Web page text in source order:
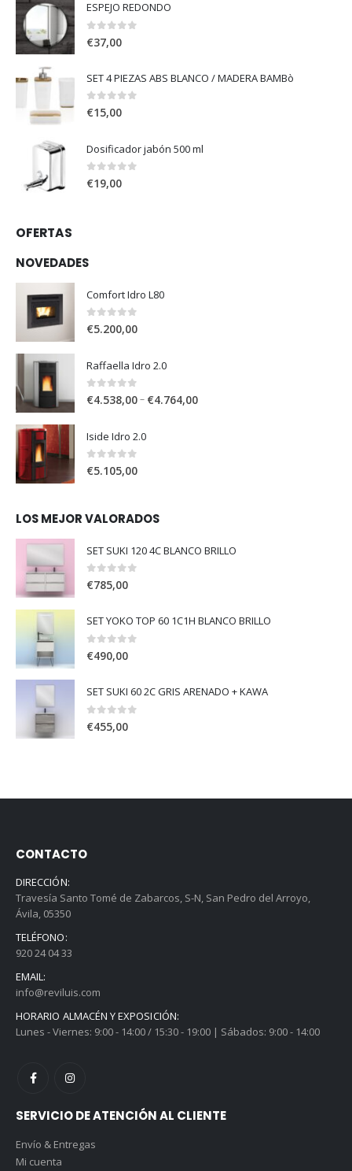
ESPEJO REDONDO
0out of 5
€37,00
SET 4 PIEZAS ABS BLANCO / MADERA BAMBò
0 out of 5
€15,00
Dosificador jabón 500 ml
0 out of 5
€19,00
OFERTAS
NOVEDADES
Comfort Idro L80
0out of 5
€5.200,00
Raffaella Idro 2.0
0 out of 5
€4.538,00– €4.764,00
Iside Idro 2.0
0out of 5
€5.105,00
LOS MEJOR VALORADOS
SET SUKI 120 4C BLANCO BRILLO
0out of 5
€785,00
SET YOKO TOP 60 1C1H BLANCO BRILLO
0 out of 5
€490,00
SET SUKI 60 2C GRIS ARENADO + KAWA
0 out of 5
€455,00
CONTACTO
DIRECCIÓN:
Travesía Santo Tomé de Zabarcos, S-N, San Pedro del Arroyo,
Ávila, 05350
TELÉFONO:
920 24 04 33
EMAIL:
info@reviluis.com
HORARIO ALMACÉN Y EXPOSICIÓN:
Lunes - Viernes: 9:00 - 14:00 / 15:30 - 19:00 | Sábados: 9:00 - 14:00
SERVICIO DE ATENCIÓN AL CLIENTE
Envío & Entregas
Mi cuenta